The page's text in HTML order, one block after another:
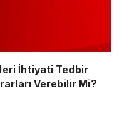
İhtiyati Tedbir
Verebilir Mi?